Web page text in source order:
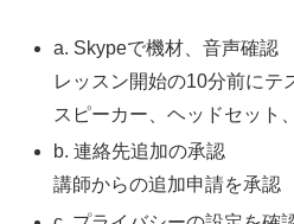
a. Skypeで機材、音声確認
レッスン開始の10分前にテ
スピーカー、ヘッドセット
b. 連絡先追加の承認
講師からの追加申請を承認